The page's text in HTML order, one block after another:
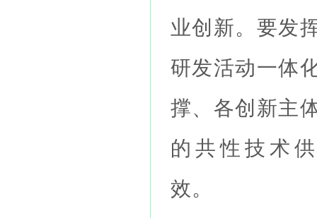
业创新。要发
研发活动一体
撑、各创新主
的共性技术
效。